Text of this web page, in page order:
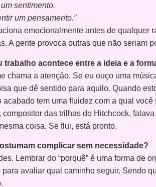
sentimento.
um pensamento.”
emocionalmente antes de qualquer
A gente provoca outras que não seriam
trabalho acontece entre a ideia e a
chama a atenção. Se eu ouço uma
que dê sentido para aquilo. Quando
tem uma fluidez com a qual você
compositor das trilhas do Hitchcock,
coisa. Se flui, está pronto.
complicar sem necessidade?
Lembrar do “porquê” é uma forma
para avaliar qual caminho seguir. Sendo